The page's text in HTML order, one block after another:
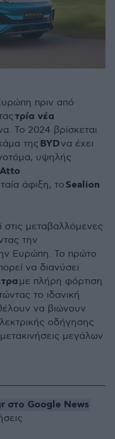
πριν από
τρία νέα
Το 2024 βρίσκεται
της BYDνα έχει
υψηλής
Atto
άφιξη, το Sealion
στις μεταβαλλόμενες
την
Ευρώπη. Το πρώτο
να διανύσει
με πλήρη φόρτιση
το ιδανική
να βιώνουν
οδήγησης
μεγάλων
στο Google News